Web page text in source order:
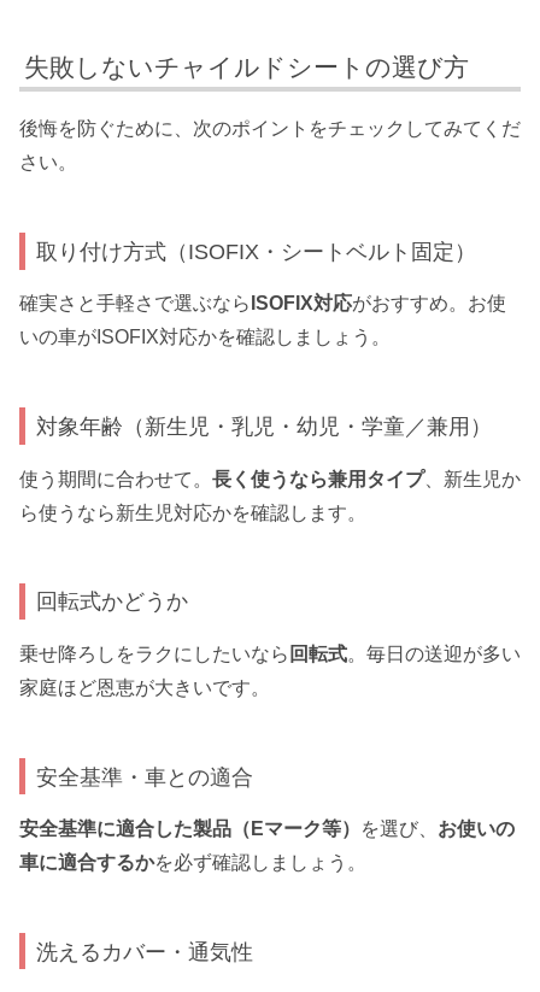
失敗しないチャイルドシートの選び方
後悔を防ぐために、次のポイントをチェックしてみてくだ
さい。
取り付け方式（ISOFIX・シートベルト固定）
確実さと手軽さで選ぶなら ISOFIX対応がおすすめ。お使
いの車がISOFIX対応かを確認しましょう。
対象年齢（新生児・乳児・幼児・学童／兼用）
使う期間に合わせて。 長く使うなら兼用タイプ、新生児か
ら使うなら新生児対応かを確認します。
回転式かどうか
乗せ降ろしをラクにしたいなら 回転式。毎日の送迎が多い
家庭ほど恩恵が大きいです。
安全基準・車との適合
安全基準に適合した製品（Eマーク等） を選び、 お使いの
車に適合するかを必ず確認しましょう。
洗えるカバー・通気性